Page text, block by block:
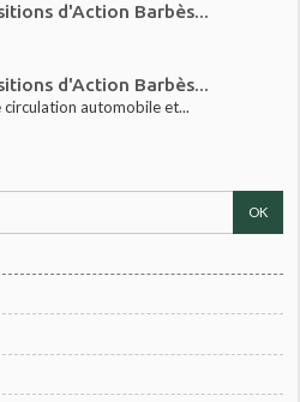
d'Action Barbès...
d'Action Barbès...
automobile et...